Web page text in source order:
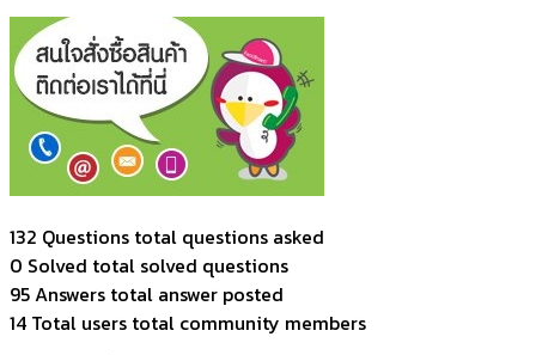
132 Questions total questions asked
0 Solved total solved questions
95 Answers total answer posted
14 Total users total community members